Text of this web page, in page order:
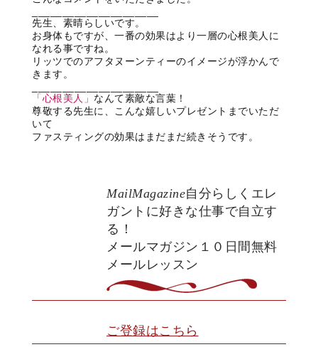
先生、素晴らしいです。
お身体もですが、一番の効果はより一層の心根美人に
なれる事ですね。
リッツでのアフタヌーンティーのイメージが浮かんで
きます。
「心根美人」 なんて素敵な言葉！
尊敬する先生に、こんな嬉しいプレゼントまでいただ
いて
ファスティングの効果はまだまだ続きそうです。
MailMagazine自分らしくエレ
ガントに好きな仕事で自立す
る！
メールマガジン１０日間無料
メールレッスン
ご登録はこちら